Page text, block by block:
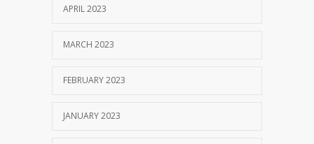
APRIL 2023
MARCH 2023
FEBRUARY 2023
JANUARY 2023